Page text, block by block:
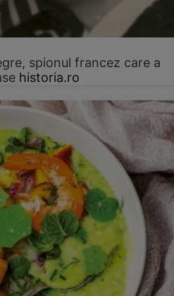
spionul francez care a
historia.ro